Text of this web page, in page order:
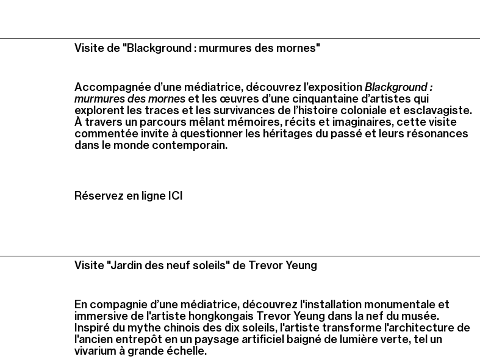
Visite de "Blackground : murmures des mornes"
Accompagnée d’une médiatrice, découvrez l’expositionBlackground :
murmures des morneset les œuvres d’une cinquantaine d’artistes qui
explorent les traces et les survivances de l’histoire coloniale et esclavagiste.
À travers un parcours mêlant mémoires, récits et imaginaires, cette visite
commentée invite à questionner les héritages du passé et leurs résonances
dans le monde contemporain.
Réservez en ligne ICI
Visite "Jardin des neuf soleils" de Trevor Yeung
En compagnie d’une médiatrice, découvrez l'installation monumentale et
immersive de l'artiste hongkongais Trevor Yeung dans la nef du musée.
Inspiré du mythe chinois des dix soleils, l'artiste transforme l'architecture de
l'ancien entrepôt en un paysage artificiel baigné de lumière verte, tel un
vivarium à grande échelle.